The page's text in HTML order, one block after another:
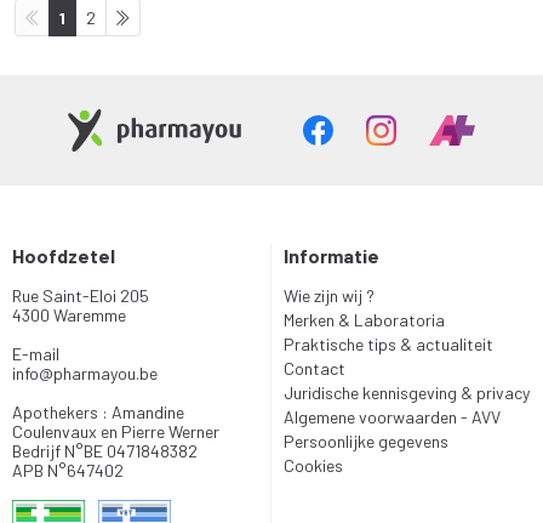
1 2
Hoofdzetel
Rue Saint-Eloi 205
4300 Waremme
E-mail
info@pharmayou.be
Apothekers : Amandine
Coulenvaux en Pierre Werner
Bedrijf N°BE 0471848382
APB N°647402
Informatie
Wie zijn wij ?
Merken & Laboratoria
Praktische tips & actualiteit
Contact
Juridische kennisgeving & privacy
Algemene voorwaarden - AVV
Persoonlijke gegevens
Cookies